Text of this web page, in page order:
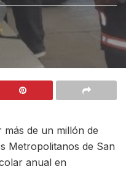
de un millón de
Metropolitanos de San
anual en